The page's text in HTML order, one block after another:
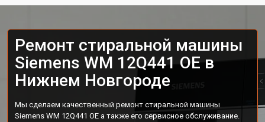
Ремонт стиральной машины
Siemens WM 12Q441 OE в
Нижнем Новгороде
Мы сделаем качественный ремонт стиральной машины
Siemens WM 12Q441 OE а также его сервисное обслуживание.